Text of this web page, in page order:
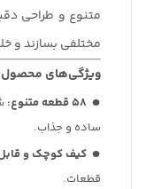
متنوع و طراحی
مختلفی بسازند و
ویژگی‌های
58 قطعه متنوع:
ساده و جذاب.
کیف کوچک و
قطعات.